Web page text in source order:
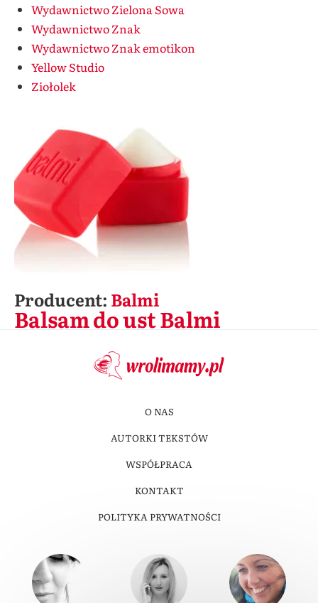
Wydawnictwo Zielona Sowa
Wydawnictwo Znak
Wydawnictwo Znak emotikon
Yellow Studio
Ziołolek
Producent: Balmi
Balsam do ust Balmi
O NAS
AUTORKI TEKSTÓW
WSPÓŁPRACA
KONTAKT
POLITYKA PRYWATNOŚCI